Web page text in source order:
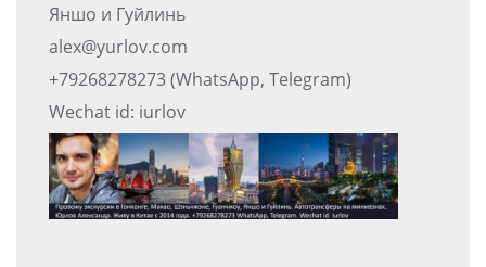
Яншо и Гуйлинь
alex@yurlov.com
+79268278273 (WhatsApp, Telegram)
Wechat id: iurlov